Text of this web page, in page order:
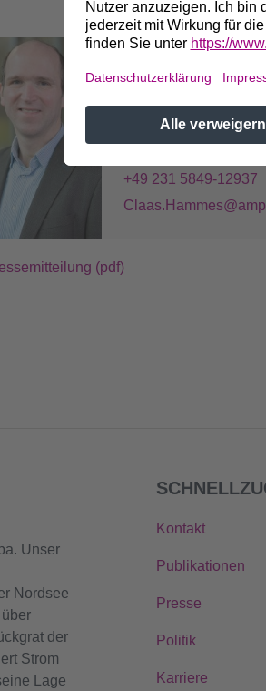
Bei Fragen wenden
Claas Hammes
Projektkommunikation
+49 231 5849-12937
(pdf)
Unser
Nordsee
der
Strom
Lage
Kontakt
Publikationen
Presse
Politik
Karriere